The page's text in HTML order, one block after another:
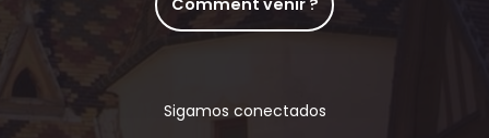
Sigamos conectados